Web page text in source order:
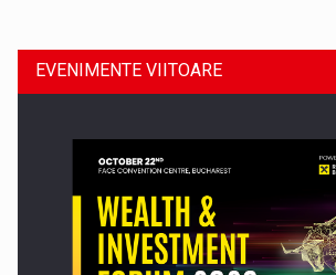
EVENIMENTE VIITOARE